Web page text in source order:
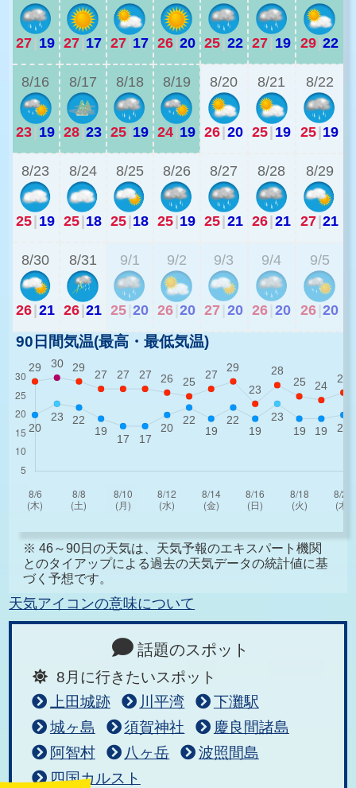
27| 19 27|17 27|17 26|20 25|22 27| 19 29|22
8/16
23| 19
8/17
28|23
8/18
25|19
8/19
24|19
8/20
26|20
8/21
25| 19
8/22
25|19
8/23
25| 19
8/24
25|18
8/25
25|18
8/26
25|19
8/27
25|21
8/28
26|21
8/29
27|21
8/30
26|21
8/31
26|21
9/1
25 20
9/2
26 20
9/3
27 20
9/4
26 20
9/5
26 20
90日間気温(最高・最低気温)
※ 46～90日の天気は、天気予報のエキスパート機関
とのタイアップによる過去の天気データの統計値に基
づく予想です。
天気アイコンの意味について
話題のスポット
8月に行きたいスポット
上田城跡
川平湾
下灘駅
城ヶ島
須賀神社
慶良間諸島
阿智村
八ヶ岳
波照間島
四国カルスト